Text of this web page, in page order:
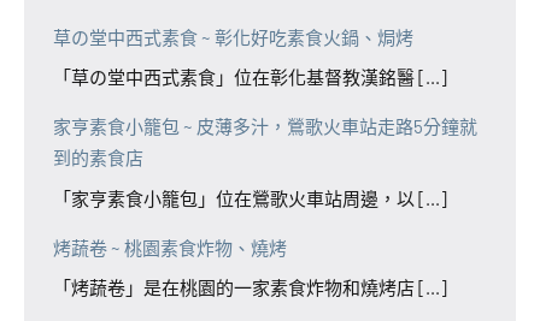
草の堂中西式素食 ~ 彰化好吃素食火鍋、焗烤
「草の堂中西式素食」位在彰化基督教漢銘醫 [...]
家亨素食小籠包 ~ 皮薄多汁，鶯歌火車站走路5分鐘就
到的素食店
「家亨素食小籠包」位在鶯歌火車站周邊，以 [...]
烤蔬卷 ~ 桃園素食炸物、燒烤
「烤蔬卷」是在桃園的一家素食炸物和燒烤店 [...]